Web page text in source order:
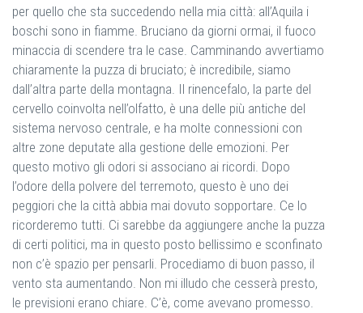
per quello che sta succedendo nella mia città: all’Aquila i
boschi sono in fiamme. Bruciano da giorni ormai, il fuoco
minaccia di scendere tra le case. Camminando avvertiamo
chiaramente la puzza di bruciato; è incredibile, siamo
dall’altra parte della montagna. Il rinencefalo, la parte del
cervello coinvolta nell’olfatto, è una delle più antiche del
sistema nervoso centrale, e ha molte connessioni con
altre zone deputate alla gestione delle emozioni. Per
questo motivo gli odori si associano ai ricordi. Dopo
l’odore della polvere del terremoto, questo è uno dei
peggiori che la città abbia mai dovuto sopportare. Ce lo
ricorderemo tutti. Ci sarebbe da aggiungere anche la puzza
di certi politici, ma in questo posto bellissimo e sconfinato
non c’è spazio per pensarli. Procediamo di buon passo, il
vento sta aumentando. Non mi illudo che cesserà presto,
le previsioni erano chiare. C’è, come avevano promesso.